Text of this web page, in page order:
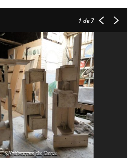
1 de 7